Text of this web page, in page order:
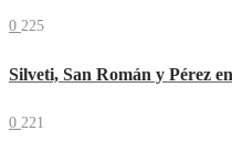
0 225
Silveti, San Román y Pérez
0 221